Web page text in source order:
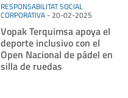
RESPONSABILITAT SOCIAL
CORPORATIVA-20-02-2025
Vopak Terquimsa apoya el
deporte inclusivo con el
Open Nacional de pádel en
silla de ruedas